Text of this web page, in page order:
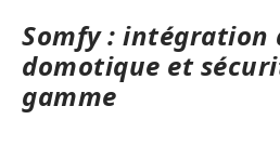
Somfy : intégration
domotique et
gamme